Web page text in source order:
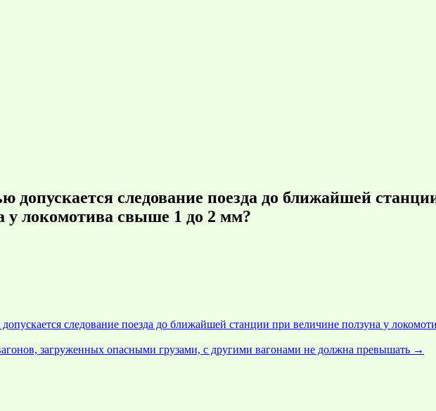
допускается следование поезда до ближайшей
у локомотива свыше 1 до 2 мм?
следование поезда до ближайшей станции при величине ползуна у
загруженных опасными грузами, с другими вагонами не должна превышать →